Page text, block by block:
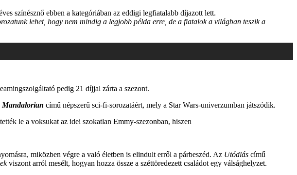
színésznő ebben a kategóriában az eddigi legfiatalabb díjazott lett.
lehet, hogy nem mindig a legjobb példa erre, de a fiatalok a világban teszik a
pedig 21 díjjal zárta a szezont.
Mandalorian című népszerű sci-fi-sorozatáért, mely a Star Wars-univerzumban játszódik.
le a voksukat az idei szokatlan Emmy-szezonban, hiszen
miközben végre a való életben is elindult erről a párbeszéd. Az Utódlás című
viszont arról mesélt, hogyan hozza össze a széttöredezett családot egy válsághelyzet.